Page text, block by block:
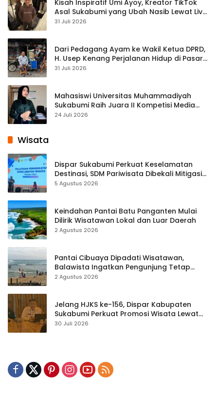
Kisah Inspiratif Umi Ayoy, Kreator TikTok
Asal Sukabumi yang Ubah Nasib Lewat Live
Streaming
31 Juli 2026
Dari Pedagang Ayam ke Wakil Ketua DPRD,
H. Usep Kenang Perjalanan Hidup di Pasar
Cisaat
31 Juli 2026
Mahasiswi Universitas Muhammadiyah
Sukabumi Raih Juara II Kompetisi Media
Pembelajaran Digital Tingkat Internasional
24 Juli 2026
Wisata
Dispar Sukabumi Perkuat Keselamatan
Destinasi, SDM Pariwisata Dibekali Mitigasi
hingga Teknik Evakuasi
5 Agustus 2026
Keindahan Pantai Batu Panganten Mulai
Dilirik Wisatawan Lokal dan Luar Daerah
2 Agustus 2026
Pantai Cibuaya Dipadati Wisatawan,
Balawista Ingatkan Pengunjung Tetap
Waspada
2 Agustus 2026
Jelang HJKS ke-156, Dispar Kabupaten
Sukabumi Perkuat Promosi Wisata Lewat
Publikasi Digital
30 Juli 2026